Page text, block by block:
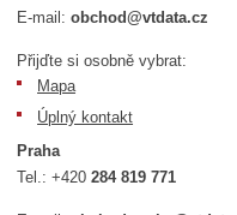
E-mail:obchod@vtdata.cz
Přijďte si osobně vybrat:
Mapa
Úplný kontakt
Praha
Tel.:+420284 819 771